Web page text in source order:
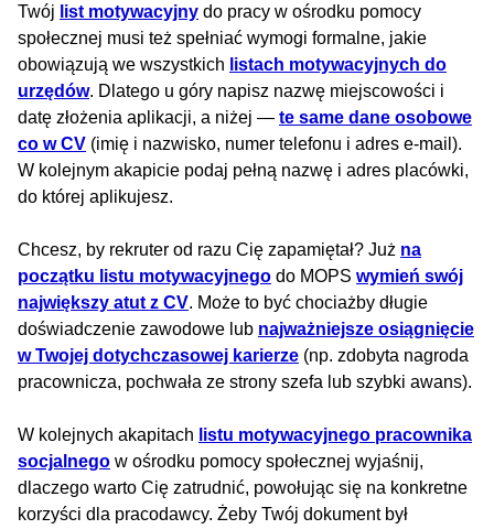
Twój list motywacyjny do pracy w ośrodku pomocy
społecznej musi też spełniać wymogi formalne, jakie
obowiązują we wszystkich listach motywacyjnych do
urzędów. Dlatego u góry napisz nazwę miejscowości i
datę złożenia aplikacji, a niżej — te same dane osobowe
co w CV (imię i nazwisko, numer telefonu i adres e-mail).
W kolejnym akapicie podaj pełną nazwę i adres placówki,
do której aplikujesz.
Chcesz, by rekruter od razu Cię zapamiętał? Już na
początku listu motywacyjnego do MOPS wymień swój
największy atut z CV. Może to być chociażby długie
doświadczenie zawodowe lub najważniejsze osiągnięcie
w Twojej dotychczasowej karierze (np. zdobyta nagroda
pracownicza, pochwała ze strony szefa lub szybki awans).
W kolejnych akapitach listu motywacyjnego pracownika
socjalnego w ośrodku pomocy społecznej wyjaśnij,
dlaczego warto Cię zatrudnić, powołując się na konkretne
korzyści dla pracodawcy. Żeby Twój dokument był